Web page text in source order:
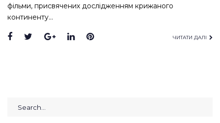
фільми, присвячених дослідженням крижаного
континенту…
Facebook
TwitterGoogle+
LinkedInPinterest ЧИТАТИ ДАЛІ